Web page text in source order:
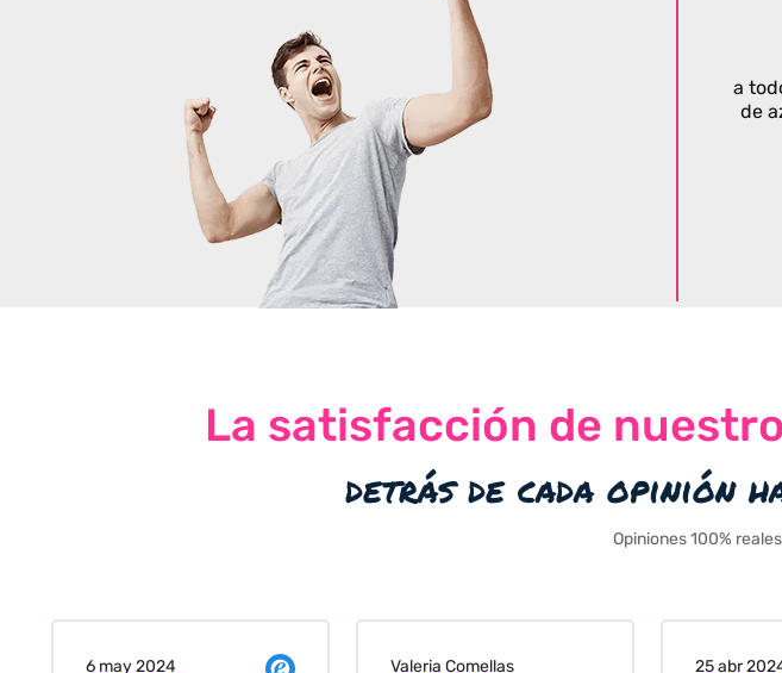
a
de
La satisfacción de
detrás de cada opinión
Opiniones 100%
Valeria Comellas 25 abr 2024 Cristina